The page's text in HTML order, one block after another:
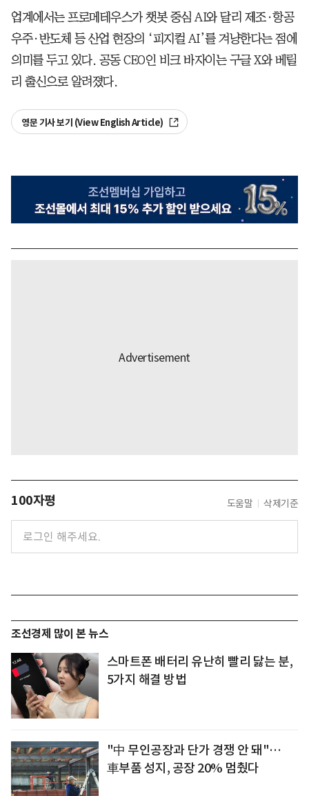
업계에서는 프로메테우스가 챗봇 중심 AI와 달리 제조·항공
우주·반도체 등 산업 현장의 ‘피지컬 AI’를 겨냥한다는 점에
의미를 두고 있다. 공동 CEO인 비크 바자이는 구글 X와 베릴
리 출신으로 알려졌다.
영문 기사 보기 (View English Article)
100자평 도움말 삭제기준
조선경제 많이 본 뉴스
스마트폰 배터리 유난히 빨리 닳는 분,
5가지 해결 방법
"中 무인공장과 단가 경쟁 안 돼"…
車부품 성지, 공장 20% 멈췄다